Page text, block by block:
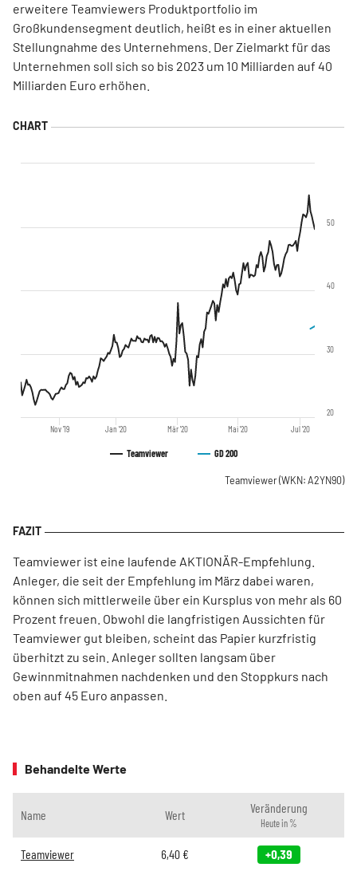
erweitere Teamviewers Produktportfolio im
Großkundensegment deutlich, heißt es in einer aktuellen
Stellungnahme des Unternehmens. Der Zielmarkt für das
Unternehmen soll sich so bis 2023 um 10 Milliarden auf 40
Milliarden Euro erhöhen.
Teamviewer GD 200
Nov '19 Jan '20 Mär '20 Mai '20 Jul '20
20
30
40
50
Teamviewer(WKN: A2YN90)
Teamviewer ist eine laufende AKTIONÄR-Empfehlung.
Anleger, die seit der Empfehlung im März dabei waren,
können sich mittlerweile über ein Kursplus von mehr als 60
Prozent freuen. Obwohl die langfristigen Aussichten für
Teamviewer gut bleiben, scheint das Papier kurzfristig
überhitzt zu sein. Anleger sollten langsam über
Gewinnmitnahmen nachdenken und den Stoppkurs nach
oben auf 45 Euro anpassen.
Behandelte Werte
Name Wert Veränderung
Heute in %
Teamviewer 6,40€ +0,39